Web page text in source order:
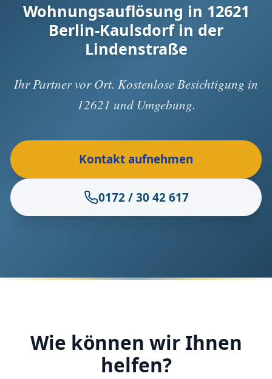
Wohnungsauflösung in 12621
Berlin-Kaulsdorf in der
Lindenstraße
Ihr Partner vor Ort. Kostenlose Besichtigung in
12621 und Umgebung.
Kontakt aufnehmen
0172 / 30 42 617
Wie können wir Ihnen
helfen?